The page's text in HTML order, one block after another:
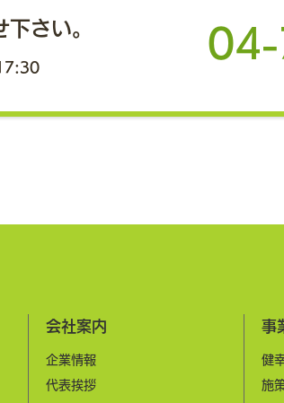
PFS活用による自治体飛び
がハイブリッド参加
さい。
会社案内
企業情報
​代表挨拶
事
健
施